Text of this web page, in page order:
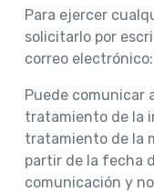
Para ejercer
solicitarlo por
correo electrónico:
Puede comunicar
tratamiento de la
tratamiento de la
partir de la fecha
comunicación y